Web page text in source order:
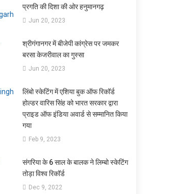
प्रगति की दिशा की ओर हनुमानगढ़
Jun 20, 2023
श्रीगंगानगर में बीजेपी कांग्रेस पर जमकर
बरसा केजरीवाल का गुस्सा
Jun 20, 2023
लिंबो स्केटिंग में एशिया बुक ऑफ रिकॉर्ड
होल्डर वारिस सिंह को भारत सरकार द्वारा
प्राइड ऑफ इंडिया अवार्ड से सम्मानित किया
गया
Feb 9, 2023
संगरिया के 6 साल के बालक ने लिम्बो स्केटिंग
तोड़ा विश्व रिकॉर्ड
Dec 9, 2022